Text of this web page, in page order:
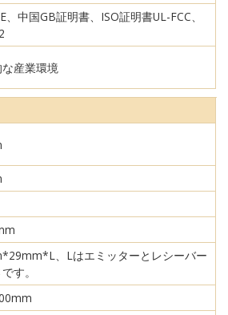
、中国GB証明書、ISO証明書UL-FCC、
産業環境
、Lはエミッターとレシーバー
す。